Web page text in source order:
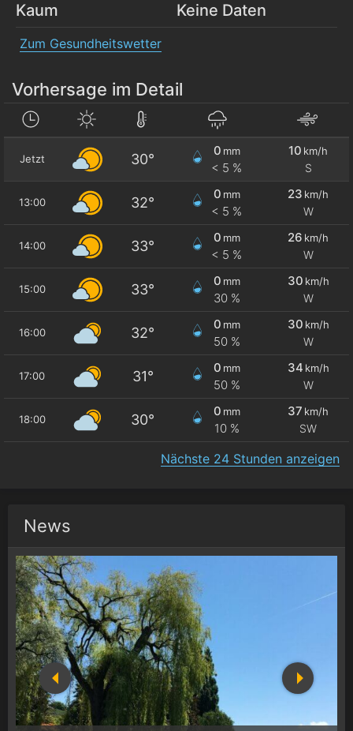
Kaum Keine Daten
Zum Gesundheitswetter
Vorhersage im Detail
Jetzt 30°
0 mm
< 5 %
10 km/h
S
13:00 32°
0 mm
< 5 %
23 km/h
W
14:00 33°
0 mm
< 5 %
26 km/h
W
15:00 33°
0 mm
30 %
30 km/h
W
16:00 32°
0 mm
50 %
30 km/h
W
17:00 31°
0 mm
50 %
34 km/h
W
18:00 30°
0 mm
10 %
37 km/h
SW
Nächste 24 Stunden anzeigen
News